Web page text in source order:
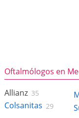
Oftalmólogos en
Allianz 35
Colsanitas 29